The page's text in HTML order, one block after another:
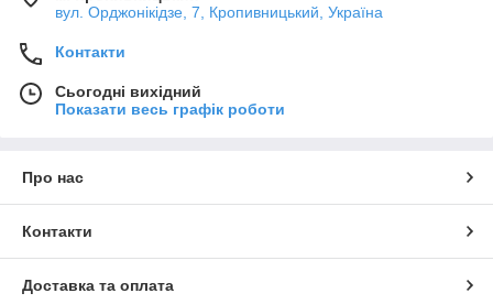
вул. Орджонікідзе, 7, Кропивницький, Україна
Контакти
Сьогодні вихідний
Показати весь графік роботи
Про нас
Контакти
Доставка та оплата